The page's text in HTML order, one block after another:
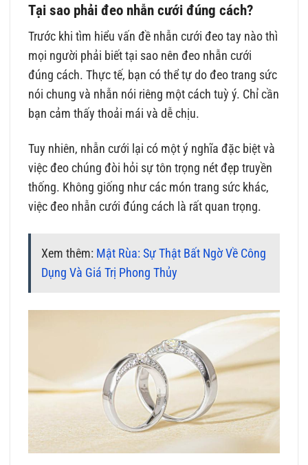
Tại sao phải đeo nhẫn cưới đúng cách?
Trước khi tìm hiểu vấn đề nhẫn cưới đeo tay nào thì
mọi người phải biết tại sao nên đeo nhẫn cưới
đúng cách. Thực tế, bạn có thể tự do đeo trang sức
nói chung và nhẫn nói riêng một cách tuỳ ý. Chỉ cần
bạn cảm thấy thoải mái và dễ chịu.
Tuy nhiên, nhẫn cưới lại có một ý nghĩa đặc biệt và
việc đeo chúng đòi hỏi sự tôn trọng nét đẹp truyền
thống. Không giống như các món trang sức khác,
việc đeo nhẫn cưới đúng cách là rất quan trọng.
Xem thêm: Mật Rùa: Sự Thật Bất Ngờ Về Công
Dụng Và Giá Trị Phong Thủy